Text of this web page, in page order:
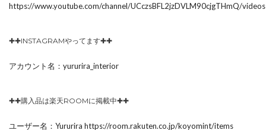
https://www.youtube.com/channel/UCczsBFL2jzDVLM90cjgTHmQ/videos
✚✚INSTAGRAMやってます✚✚
アカウント名：yururira_interior
✚✚購入品は楽天ROOMに掲載中✚✚
ユーザー名：Yururira https://room.rakuten.co.jp/koyomint/items